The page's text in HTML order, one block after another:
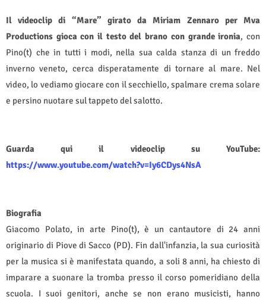
Il videoclip di “Mare” girato da Miriam Zennaro per Mva
Productions gioca con il testo del brano con grande ironia, con
Pino(t) che in tutti i modi, nella sua calda stanza di un freddo
inverno veneto, cerca disperatamente di tornare al mare. Nel
video, lo vediamo giocare con il secchiello, spalmare crema solare
e persino nuotare sul tappeto del salotto.
Guarda qui il videoclip su YouTube:
https://www.youtube.com/watch?v=Iy6CDys4NsA
Biografia
Giacomo Polato, in arte Pino(t), è un cantautore di 24 anni
originario di Piove di Sacco (PD). Fin dall'infanzia, la sua curiosità
per la musica si è manifestata quando, a soli 8 anni, ha chiesto di
imparare a suonare la tromba presso il corso pomeridiano della
scuola. I suoi genitori, anche se non erano musicisti, hanno